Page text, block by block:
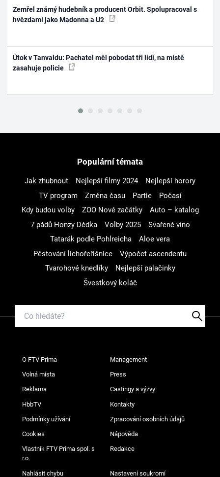
Zemřel známý hudebník a producent Orbit. Spolupracoval s
hvězdami jako Madonna a U2
Útok v Tanvaldu: Pachatel měl pobodat tři lidi, na místě
zasahuje policie
Populární témata
Jak zhubnout Nejlepší filmy 2024
Nejlepší horory
TV program
Změna času Partie
Počasí
Kdy budou volby
ZOO Nové začátky
Auto – katalog
7 pádů Honzy Dědka
Volby 2025
Svařené víno
Tatarák podle Pohlreicha
Aloe vera
Pěstování lichořeřišnice
Výpočet ascendentu
Tvarohové knedlíky
Nejlepší palačinky
Švestkový koláč
O FTV Prima Management
Volná místa Press
Reklama Castingy a výzvy
HbbTV Kontakty
Podmínky užívání Zpracování osobních údajů
Cookies Nápověda
Vlastník FTV Prima spol. s
r.o.
Redakce
Nahlásit chybu Nastavení soukromí